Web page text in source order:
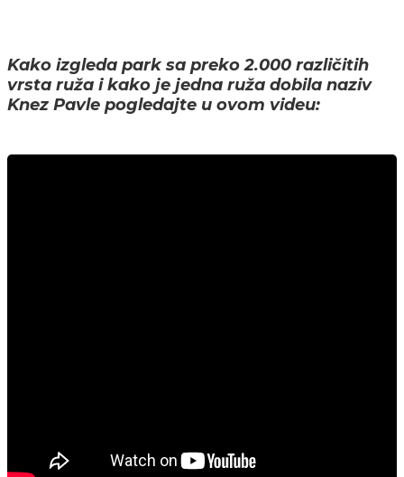
Kako izgleda park sa preko 2.000 različitih
vrsta ruža i kako je jedna ruža dobila naziv
Knez Pavle pogledajte u ovom videu: